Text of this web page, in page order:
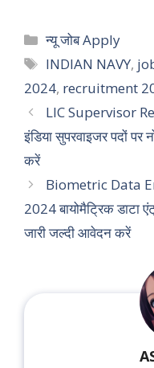
Categories
न्यू जोब Apply
Tags
INDIAN NAVY,
2024, recruitment
LIC Supervisor
इंडिया सुपरवाइजर पदों
करें
Biometric Data
2024 बायोमैट्रिक डाटा
जारी जल्दी आवेदन करें